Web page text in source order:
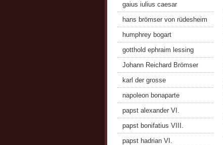
gaius iulius caesar
hans brömser von rüdesheim
humphrey bogart
gotthold ephraim lessing
Johann Reichard Brömser
karl der grosse
napoleon bonaparte
papst alexander VI.
papst bonifatius VIII.
papst hadrian VI.